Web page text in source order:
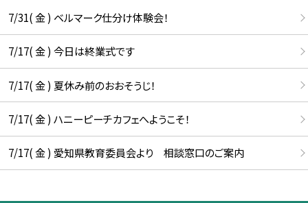
7/31( 金 ) ベルマーク仕分け体験会！
7/17( 金 ) 今日は終業式です
7/17( 金 ) 夏休み前のおおそうじ！
7/17( 金 ) ハニーピーチカフェへようこそ！
7/17( 金 ) 愛知県教育委員会より 相談窓口のご案内